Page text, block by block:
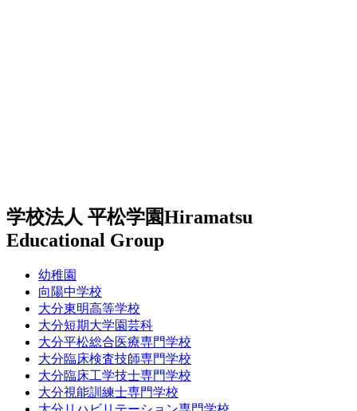
学校法人 平松学園Hiramatsu
Educational Group
幼稚園
向陽中学校
大分東明高等学校
大分短期大学園芸科
大分平松総合医療専門学校
大分臨床検査技師専門学校
大分臨床工学技士専門学校
大分視能訓練士専門学校